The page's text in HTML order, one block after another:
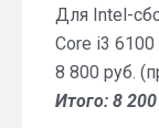
Для Intel-
Core i3 6100
8 800 руб.
Итого: 8